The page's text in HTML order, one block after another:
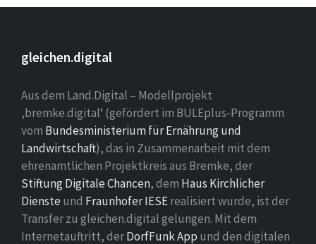
gleichen.digital
Aus dem Land.Digital – Modellprojekt
‚bremke.digital‘ (gefördert im BULEplus-Programm
vom Bundesministerium für Ernährung und
Landwirtschaft), das in Zusammenarbeit mit dem
ehrenamtlichen Projektkreis aus Bremke, der
Stiftung Digitale Chancen, dem Haus Kirchlicher
Dienste und Fraunhofer IESErealisiert wurde, ist der
Transfer zu gleichen.digital gelungen. Mit dem
Internetauftritt, derDorfFunk App und den digitalen